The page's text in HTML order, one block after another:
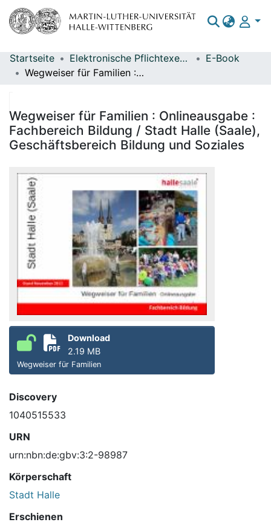
Bereiche & Sammlungen
Statistiken
Startseite Elektronische Pflichtexemplare
E-Book
Wegweiser für Familien : Onlineausgabe : Fachbereich Bildung / Stadt Halle (Saale), Geschäftsbereich Bildung und Soziales
Wegweiser für Familien : Onlineausgabe :
Fachbereich Bildung / Stadt Halle (Saale),
Geschäftsbereich Bildung und Soziales
Download
2.19 MB
Wegweiser für Familien
Discovery
1040515533
URN
urn:nbn:de:gbv:3:2-98987
Körperschaft
Stadt Halle
Erschienen